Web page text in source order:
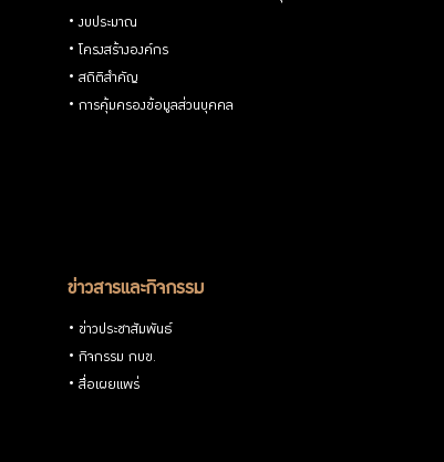
งบประมาณ
โครงสร้างองค์กร
สถิติสำคัญ
การคุ้มครองข้อมูลส่วนบุคคล
ข่าวสารและกิจกรรม
ข่าวประชาสัมพันธ์
กิจกรรม กบข.
สื่อเผยแพร่